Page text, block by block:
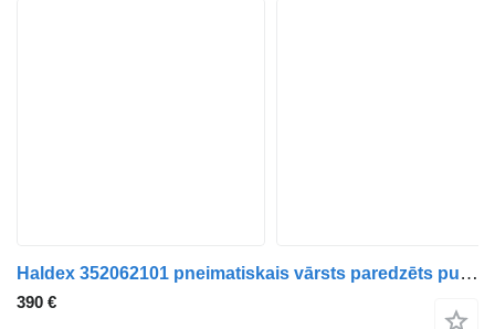
Haldex 352062101 pneimatiskais vārsts paredzēts puspiekabes
390 €